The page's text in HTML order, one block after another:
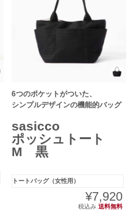
6つのポケットがついた、
シンプルデザインの機能的バッグ
sasicco
ポッシュトート
M 黒
トートバッグ（女性用）
¥7,920
税込み 送料無料